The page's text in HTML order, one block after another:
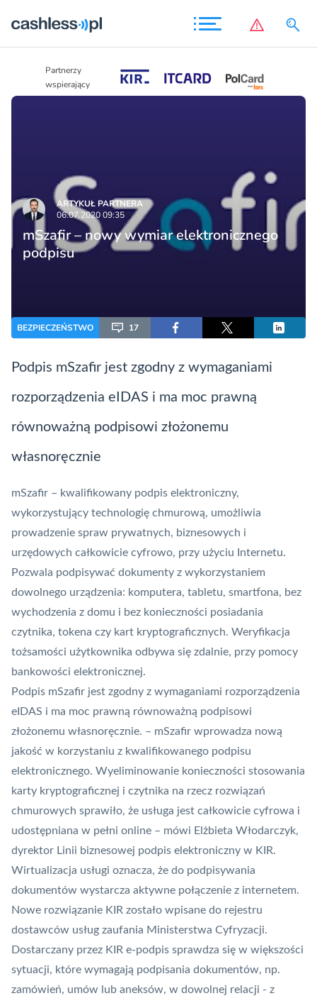
Partnerzy
wspierający
ARTYKUŁ PARTNERA
06.07.2020 09:35
mSzafir – nowy wymiar elektronicznego
podpisu
BEZPIECZEŃSTWO 17
Podpis mSzafir jest zgodny z wymaganiami
rozporządzenia eIDAS i ma moc prawną
równoważną podpisowi złożonemu
własnoręcznie
mSzafir – kwalifikowany podpis elektroniczny,
wykorzystujący technologię chmurową, umożliwia
prowadzenie spraw prywatnych, biznesowych i
urzędowych całkowicie cyfrowo, przy użyciu Internetu.
Pozwala podpisywać dokumenty z wykorzystaniem
dowolnego urządzenia: komputera, tabletu, smartfona, bez
wychodzenia z domu i bez konieczności posiadania
czytnika, tokena czy kart kryptograficznych. Weryfikacja
tożsamości użytkownika odbywa się zdalnie, przy pomocy
bankowości elektronicznej.
Podpis mSzafir jest zgodny z wymaganiami rozporządzenia
eIDAS i ma moc prawną równoważną podpisowi
złożonemu własnoręcznie. – mSzafir wprowadza nową
jakość w korzystaniu z kwalifikowanego podpisu
elektronicznego. Wyeliminowanie konieczności stosowania
karty kryptograficznej i czytnika na rzecz rozwiązań
chmurowych sprawiło, że usługa jest całkowicie cyfrowa i
udostępniana w pełni online – mówi Elżbieta Włodarczyk,
dyrektor Linii biznesowej podpis elektroniczny w KIR.
Wirtualizacja usługi oznacza, że do podpisywania
dokumentów wystarcza aktywne połączenie z internetem.
Nowe rozwiązanie KIR zostało wpisane do rejestru
dostawców usług zaufania Ministerstwa Cyfryzacji.
Dostarczany przez KIR e-podpis sprawdza się w większości
sytuacji, które wymagają podpisania dokumentów, np.
zamówień, umów lub aneksów, w dowolnej relacji - z